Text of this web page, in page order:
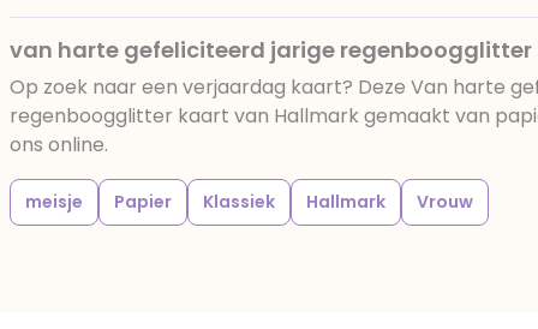
van harte gefeliciteerd jarige regenboogglitter
Op zoek naar een verjaardag kaart? Deze Van harte
regenboogglitter kaart van Hallmark gemaakt van
ons online.
meisje Papier Klassiek Hallmark Vrouw